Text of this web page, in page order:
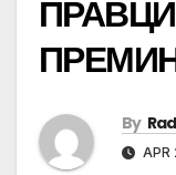
By
APR